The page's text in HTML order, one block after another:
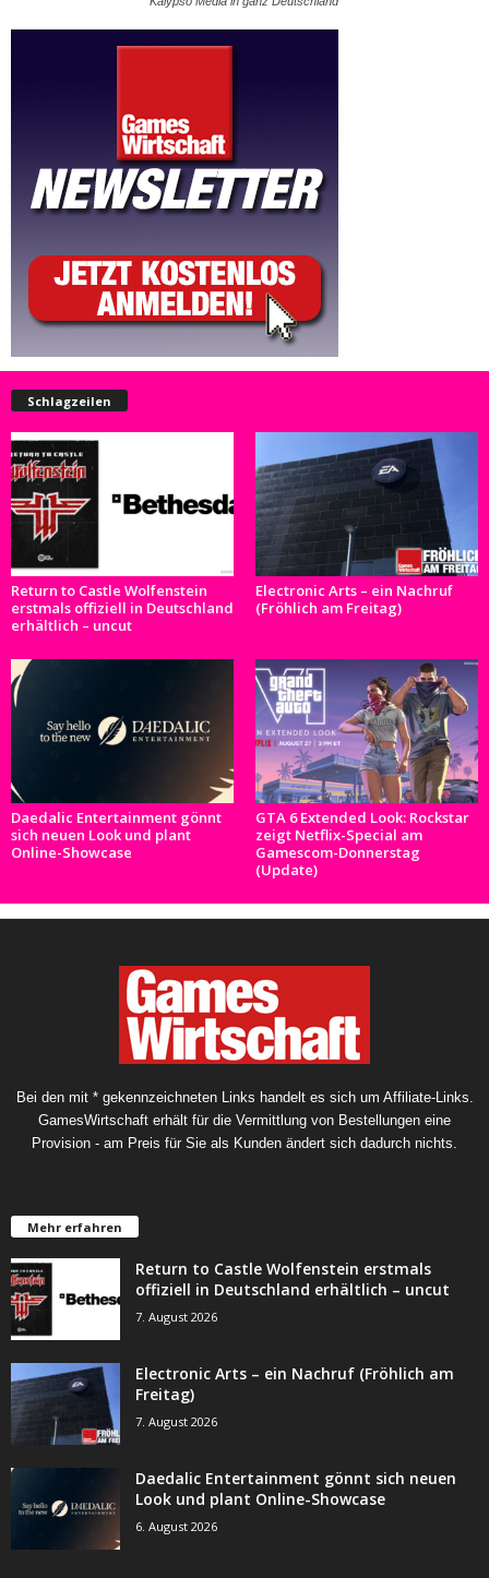
Schlagzeilen
Return to Castle Wolfenstein
erstmals offiziell in Deutschland
erhältlich – uncut
Electronic Arts – ein Nachruf
(Fröhlich am Freitag)
Daedalic Entertainment gönnt
sich neuen Look und plant
Online-Showcase
GTA 6 Extended Look: Rockstar
zeigt Netflix-Special am
Gamescom-Donnerstag
(Update)
Bei den mit * gekennzeichneten Links handelt es sich um Affiliate-Links.
GamesWirtschaft erhält für die Vermittlung von Bestellungen eine
Provision - am Preis für Sie als Kunden ändert sich dadurch nichts.
Mehr erfahren
Return to Castle Wolfenstein erstmals
offiziell in Deutschland erhältlich – uncut
7. August 2026
Electronic Arts – ein Nachruf (Fröhlich am
Freitag)
7. August 2026
Daedalic Entertainment gönnt sich neuen
Look und plant Online-Showcase
6. August 2026